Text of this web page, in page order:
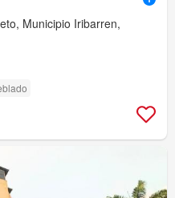
Municipio Iribarren,